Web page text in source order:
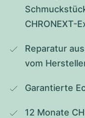
CHRONEXT-
Reparatur
vom
Garantierte
12 Monate